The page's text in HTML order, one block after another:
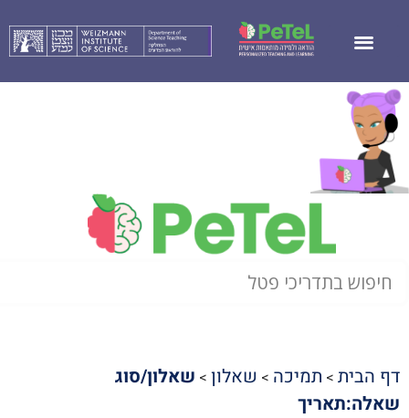
דף הבית>תמיכה>שאלון>שאלון/סוג
שאלה:תאריך